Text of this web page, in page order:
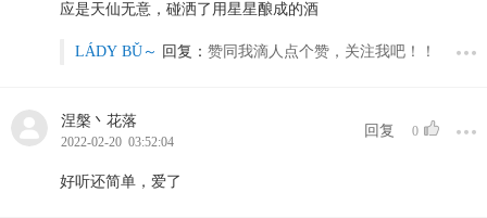
应是天仙无意，碰洒了用星星酿成的酒
LÁDY BǓ～ 回复： 赞同我滴人点个赞，关注我吧！！
涅槃丶花落
2022-02-20 03:52:04
回复 0
好听还简单，爱了